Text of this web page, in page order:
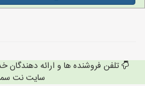
تلفن فروشنده ها و ارائه
سایت نت